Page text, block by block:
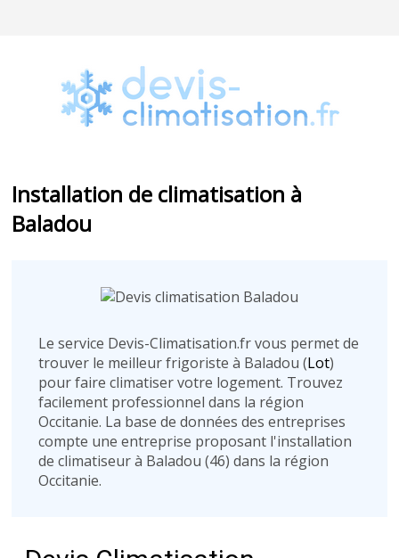
Installation de climatisation à
Baladou
Le service Devis-Climatisation.fr vous permet de
trouver le meilleur frigoriste à Baladou (Lot)
pour faire climatiser votre logement. Trouvez
facilement professionnel dans la région
Occitanie. La base de données des entreprises
compte une entreprise proposant l'installation
de climatiseur à Baladou (46) dans la région
Occitanie.